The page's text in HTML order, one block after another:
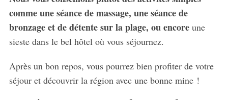
comme une séance de massage, une séance de
bronzage et de détente sur la plage, ou encoreune
sieste dans le bel hôtel où vous séjournez.
Après un bon repos, vous pourrez bien profiter de votre
séjour et découvrir la région avec une bonne mine !